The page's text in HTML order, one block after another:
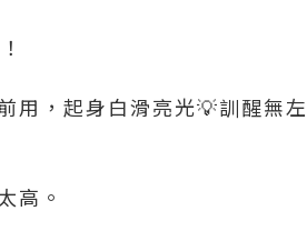
用，起身白滑亮光💡訓醒無左
高。